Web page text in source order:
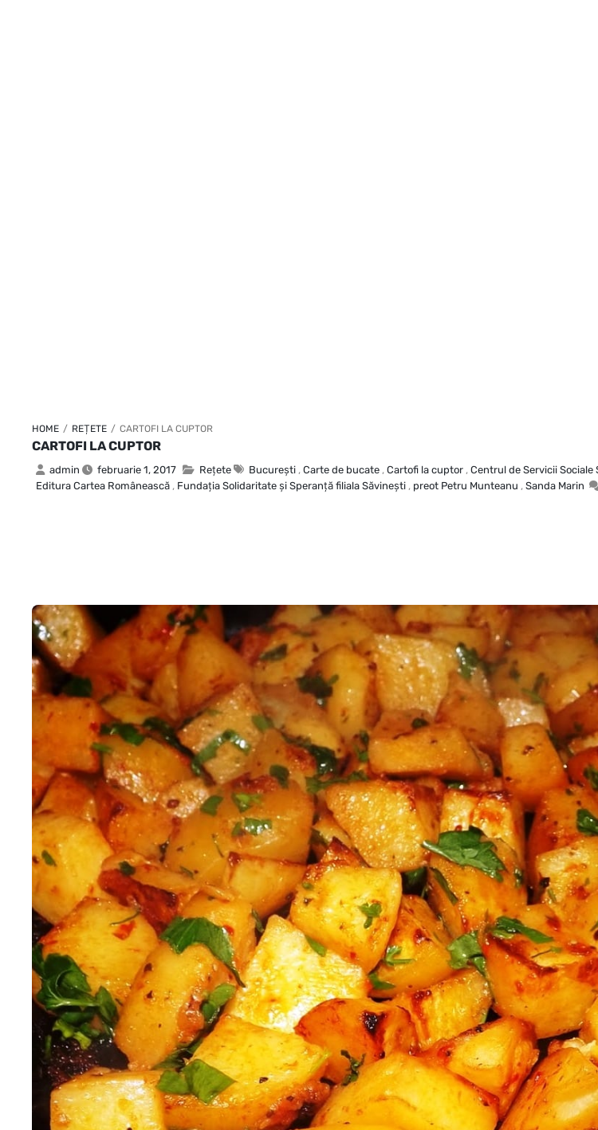
HOME / REȚETE / CARTOFI LA CUPTOR
CARTOFI LA CUPTOR
admin februarie 1, 2017 Rețete Bucureşti , Carte de bucate , Cartofi la cuptor , Centrul de Servicii
Editura Cartea Românească , Fundaţia Solidaritate şi Speranţă filiala Săvineşti , preot Petru Munteanu , Sanda Marin